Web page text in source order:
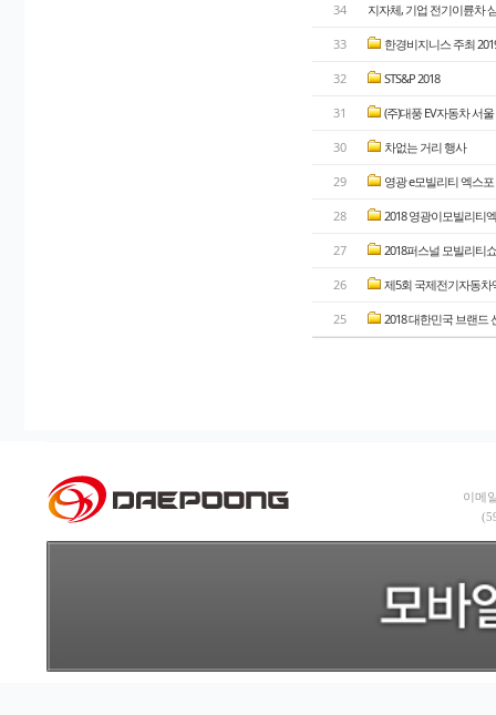
34 지자체, 기업 전기이륜차
33 한경비지니스 주최
32 STS&P 2018
31 (주)대풍 EV자동차 서
30 차없는 거리 행사
29 영광 e모빌리티 엑스
28 2018 영광이모빌리티
27 2018퍼스널 모빌리티쇼
26 제5회 국제전기자동차
25 2018 대한민국 브랜드
이메